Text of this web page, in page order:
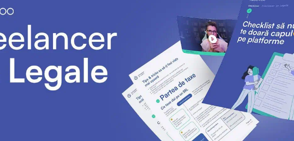
avem un limbaj natural, fără cuvinte pompoase juridice
îl poți adapta după nevoile tale, pentru că este conceput modular
nu trebuie să îl printezi, poți să-l folosești electronic